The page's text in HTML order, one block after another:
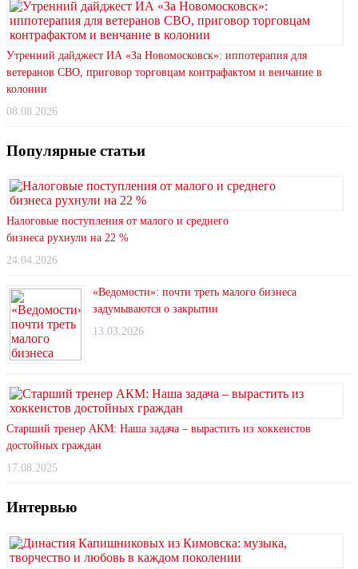
Утренний дайджест ИА «За Новомосковск»: иппотерапия для
ветеранов СВО, приговор торговцам контрафактом и венчание в
колонии
08.08.2026
Популярные статьи
Налоговые поступления от малого и среднего
бизнеса рухнули на 22 %
24.04.2026
«Ведомости»: почти треть малого бизнеса
задумываются о закрытии
13.03.2026
Старший тренер АКМ: Наша задача – вырастить из хоккеистов
достойных граждан
17.08.2025
Интервью